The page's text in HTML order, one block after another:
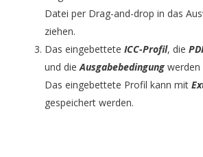
Datei per Drag-and-drop in das
ziehen.
Das eingebettete ICC-Profil, die
und dieAusgabebedingungwerden
Das eingebettete Profil kann mit
gespeichert werden.